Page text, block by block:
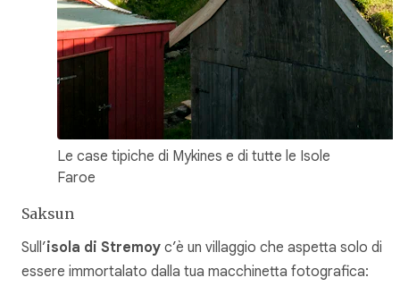
Le case tipiche di Mykines e di tutte le Isole
Faroe
Saksun
Sull’isola di Stremoy c’è un villaggio che aspetta solo di
essere immortalato dalla tua macchinetta fotografica: